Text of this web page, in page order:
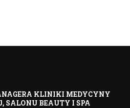
KLINIKI MEDYCYNY
SALONU BEAUTY I SPA